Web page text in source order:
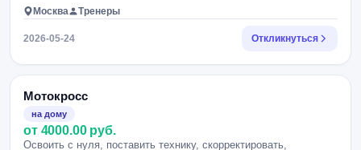
Москва Тренеры
2026-05-24 Откликнуться
Мотокросс
на дому
от 4000.00 руб.
Освоить с нуля, поставить технику, скорректировать,